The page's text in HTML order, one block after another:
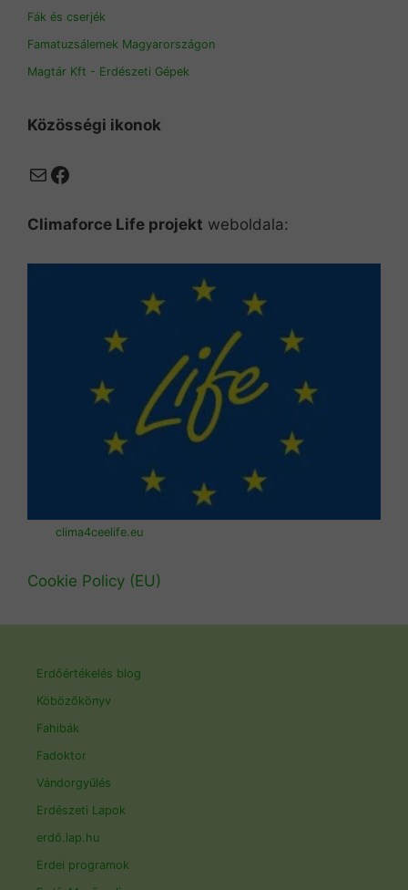
Fák és cserjék
Famatuzsálemek Magyarországon
Magtár Kft - Erdészeti Gépek
Közösségi ikonok
MailFacebook
Climaforce Life projekt weboldala:
clima4ceelife.eu
Cookie Policy (EU)
Erdőértékelés blog
Köbözőkönyv
Fahibák
Fadoktor
Vándorgyűlés
Erdészeti Lapok
erdő.lap.hu
Erdei programok